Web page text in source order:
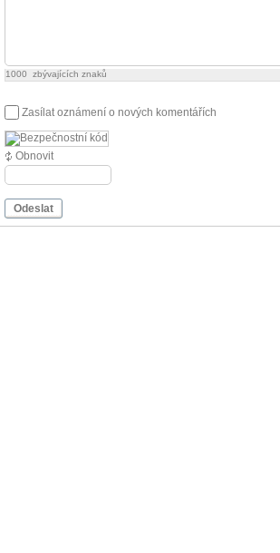
1000 zbývajících znaků
Zasílat oznámení o nových komentářích
Obnovit
Odeslat